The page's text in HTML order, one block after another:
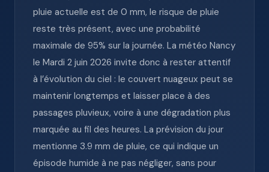
pluie actuelle est de 0 mm, le risque de pluie
reste très présent, avec une probabilité
maximale de 95% sur la journée. La météo Nancy
le Mardi 2 juin 2026 invite donc à rester attentif
à l’évolution du ciel : le couvert nuageux peut se
maintenir longtemps et laisser place à des
passages pluvieux, voire à une dégradation plus
marquée au fil des heures. La prévision du jour
mentionne 3.9 mm de pluie, ce qui indique un
épisode humide à ne pas négliger, sans pour